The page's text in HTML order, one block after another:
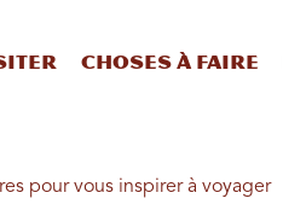
Choses à faire
pour vous inspirer à voyager